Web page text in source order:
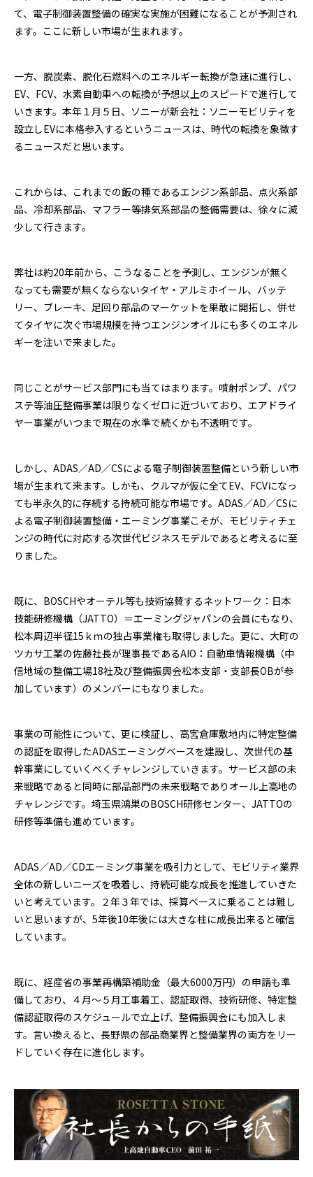
て、電子制御装置整備の確実な実施が困難になることが予測され
ます。ここに新しい市場が生まれます。
一方、脱炭素、脱化石燃料へのエネルギー転換が急速に進行し、
EV、FCV、水素自動車への転換が予想以上のスピードで進行して
いきます。本年１月５日、ソニーが新会社：ソニーモビリティを
設立しEVに本格参入するというニュースは、時代の転換を象徴す
るニュースだと思います。
これからは、これまでの飯の種であるエンジン系部品、点火系部
品、冷却系部品、マフラー等排気系部品の整備需要は、徐々に減
少して行きます。
弊社は約20年前から、こうなることを予測し、エンジンが無く
なっても需要が無くならないタイヤ・アルミホイール、バッテ
リー、ブレーキ、足回り部品のマーケットを果敢に開拓し、併せ
てタイヤに次ぐ市場規模を持つエンジンオイルにも多くのエネル
ギーを注いで来ました。
同じことがサービス部門にも当てはまります。噴射ポンプ、パワ
ステ等油圧整備事業は限りなくゼロに近づいており、エアドライ
ヤー事業がいつまで現在の水準で続くかも不透明です。
しかし、ADAS／AD／CSによる電子制御装置整備という新しい市
場が生まれて来ます。しかも、クルマが仮に全てEV、FCVになっ
ても半永久的に存続する持続可能な市場です。ADAS／AD／CSに
よる電子制御装置整備・エーミング事業こそが、モビリティチェ
ンジの時代に対応する次世代ビジネスモデルであると考えるに至
りました。
既に、BOSCHやオーテル等も技術協賛するネットワーク：日本
技能研修機構（JATTO）＝エーミングジャパンの会員にもなり、
松本周辺半径15ｋｍの独占事業権も取得しました。更に、大町の
ツカサ工業の佐藤社長が理事長であるAIO：自動車情報機構（中
信地域の整備工場18社及び整備振興会松本支部・支部長OBが参
加しています）のメンバーにもなりました。
事業の可能性について、更に検証し、高宮倉庫敷地内に特定整備
の認証を取得したADASエーミングベースを建設し、次世代の基
幹事業にしていくべくチャレンジしていきます。サービス部の未
来戦略であると同時に部品部門の未来戦略でありオール上高地の
チャレンジです。埼玉県鴻巣のBOSCH研修センター、JATTOの
研修等準備も進めています。
ADAS／AD／CDエーミング事業を吸引力として、モビリティ業界
全体の新しいニーズを吸着し、持続可能な成長を推進していきた
いと考えています。２年３年では、採算ベースに乗ることは難し
いと思いますが、5年後10年後には大きな柱に成長出来ると確信
しています。
既に、経産省の事業再構築補助金（最大6000万円）の申請も準
備しており、４月～５月工事着工、認証取得、技術研修、特定整
備認証取得のスケジュールで立上げ、整備振興会にも加入しま
す。言い換えると、長野県の部品商業界と整備業界の両方をリー
ドしていく存在に進化します。